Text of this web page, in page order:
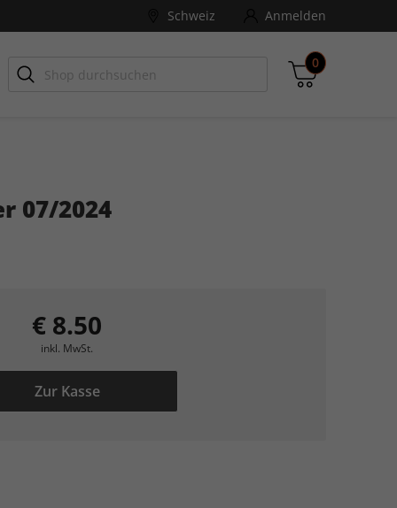
Schweiz Anmelden
0
Zwischensumme
07/2024
€ 8.50
inkl. MwSt.
Zur Kasse